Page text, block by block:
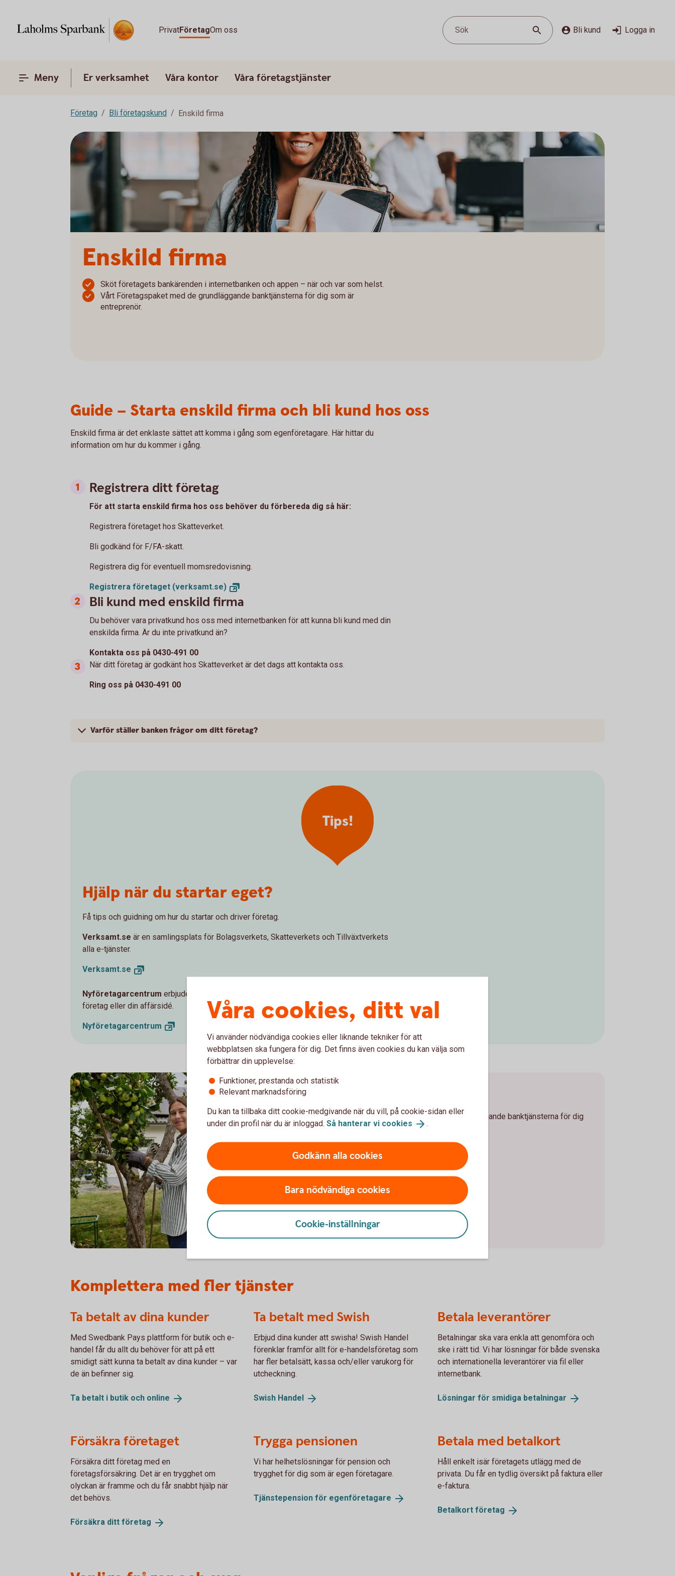
PrivatFöretagOm oss Sök Bli kund Logga in
Meny Er verksamhet Våra kontor Våra företagstjänster
Företag Bli företagskund Enskild firma
Enskild firma
Sköt företagets bankärenden i internetbanken och appen – när och var som helst.
Vårt Företagspaket med de grundläggande banktjänsterna för dig som är
entreprenör.
Guide – Starta enskild firma och bli kund hos oss
Enskild firma är det enklaste sättet att komma i gång som egenföretagare. Här hittar du
information om hur du kommer i gång.
Registrera ditt företag
För att starta enskild firma hos oss behöver du förbereda dig så här:
Registrera företaget hos Skatteverket.
Bli godkänd för F/FA-skatt.
Registrera dig för eventuell momsredovisning.
Registrera företaget (verksamt.se)
Bli kund med enskild firma
Du behöver vara privatkund hos oss med internetbanken för att kunna bli kund med din
enskilda firma. Är du inte privatkund än?
Kontakta oss på 0430-491 00
När ditt företag är godkänt hos Skatteverket är det dags att kontakta oss.
Ring oss på 0430-491 00
Varför ställer banken frågor om ditt företag?
Tips!
Hjälp när du startar eget?
Få tips och guidning om hur du startar och driver företag.
Verksamt.se är en samlingsplats för Bolagsverkets, Skatteverkets och Tillväxtverkets
alla e-tjänster.
Verksamt.se
Nyföretagarcentrum erbjuder kostnadsfri rådgivning när du behöver hjälp med ditt
företag eller din affärsidé.
Nyföretagarcentrum
Vårt paket innehåller de mest grundläggande banktjänsterna för dig
som entreprenör.
Företagspaket för enskild firma
Komplettera med fler tjänster
Ta betalt av dina kunder
Med Swedbank Pays plattform för butik och e-
handel får du allt du behöver för att på ett
smidigt sätt kunna ta betalt av dina kunder – var
de än befinner sig.
Ta betalt i butik och online
Ta betalt med Swish
Erbjud dina kunder att swisha! Swish Handel
förenklar framför allt för e-handelsföretag som
har fler betalsätt, kassa och/eller varukorg för
utcheckning.
Swish Handel
Betala leverantörer
Betalningar ska vara enkla att genomföra och
ske i rätt tid. Vi har lösningar för både svenska
och internationella leverantörer via fil eller
internetbank.
Lösningar för smidiga betalningar
Försäkra företaget
Försäkra ditt företag med en
företagsförsäkring. Det är en trygghet om
olyckan är framme och du får snabbt hjälp när
det behövs.
Försäkra ditt företag
Trygga pensionen
Vi har helhetslösningar för pension och
trygghet för dig som är egen företagare.
Tjänstepension för egenföretagare
Betala med betalkort
Håll enkelt isär företagets utlägg med de
privata. Du får en tydlig översikt på faktura eller
e-faktura.
Betalkort företag
Våra cookies, ditt val
Vi använder nödvändiga cookies eller liknande tekniker för att
webbplatsen ska fungera för dig. Det finns även cookies du kan välja som
förbättrar din upplevelse:
Funktioner, prestanda och statistik
Relevant marknadsföring
Du kan ta tillbaka ditt cookie-medgivande när du vill, på cookie-sidan eller
under din profil när du är inloggad. Så hanterar vi cookies .
Godkänn alla cookies
Bara nödvändiga cookies
Cookie-inställningar